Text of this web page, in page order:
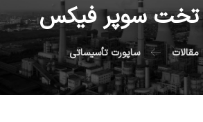
تخت سوپر فیکس
مقالات ساپورت تأسیساتی